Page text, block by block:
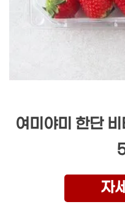
여미야미 한단
자